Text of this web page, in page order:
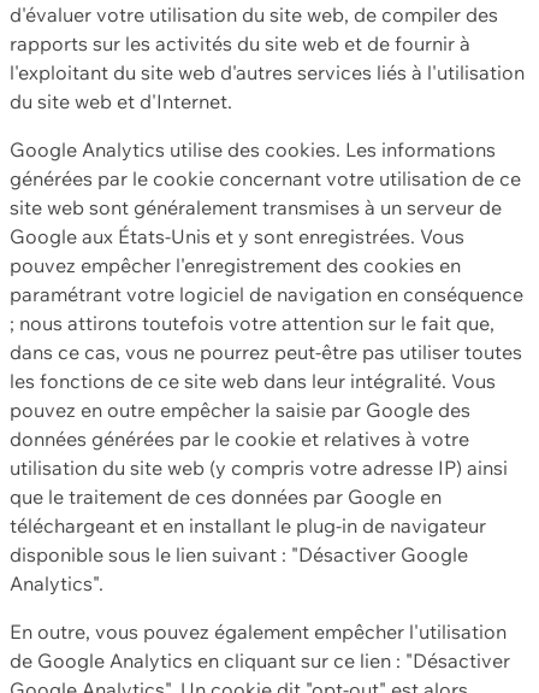
d'évaluer votre utilisation du site web, de compiler des
rapports sur les activités du site web et de fournir à
l'exploitant du site web d'autres services liés à l'utilisation
du site web et d'Internet.
Google Analytics utilise des cookies. Les informations
générées par le cookie concernant votre utilisation de ce
site web sont généralement transmises à un serveur de
Google aux États-Unis et y sont enregistrées. Vous
pouvez empêcher l'enregistrement des cookies en
paramétrant votre logiciel de navigation en conséquence
; nous attirons toutefois votre attention sur le fait que,
dans ce cas, vous ne pourrez peut-être pas utiliser toutes
les fonctions de ce site web dans leur intégralité. Vous
pouvez en outre empêcher la saisie par Google des
données générées par le cookie et relatives à votre
utilisation du site web (y compris votre adresse IP) ainsi
que le traitement de ces données par Google en
téléchargeant et en installant le plug-in de navigateur
disponible sous le lien suivant : "Désactiver Google
Analytics".
En outre, vous pouvez également empêcher l'utilisation
de Google Analytics en cliquant sur ce lien : "Désactiver